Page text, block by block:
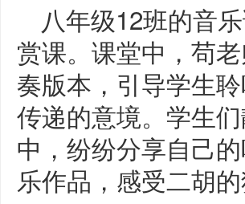
八年级12班的音
赏课。课堂中，苟
奏版本，引导学生
传递的意境。学生
中，纷纷分享自己
乐作品，感受二胡